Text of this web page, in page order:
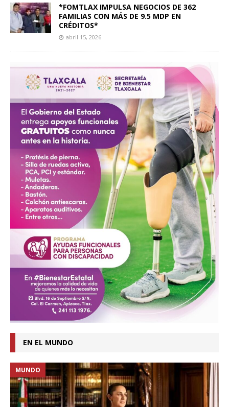
*FOMTLAX IMPULSA NEGOCIOS DE 362
FAMILIAS CON MÁS DE 9.5 MDP EN
CRÉDITOS*
abril 15, 2026
EN EL MUNDO
MUNDO